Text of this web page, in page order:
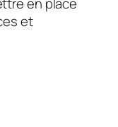
et